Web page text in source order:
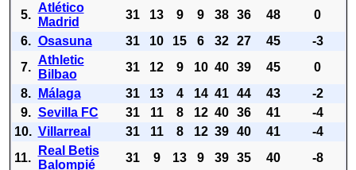
5.
Atlético
Madrid
31 13 9 9 38 36 48
0
6. Osasuna 31 10 15 6 32 27 45
-3
7.
Athletic
Bilbao
31 12 9 10 40 39 45
0
8.
Málaga 31 13 4 14 41 44 43
-2
9. Sevilla FC 31 11 8 12 40 36 41
-4
10. Villarreal 31 11 8 12 39 40 41
-4
11.
Real Betis
Balompié
31 9 13 9 39 35 40 -8